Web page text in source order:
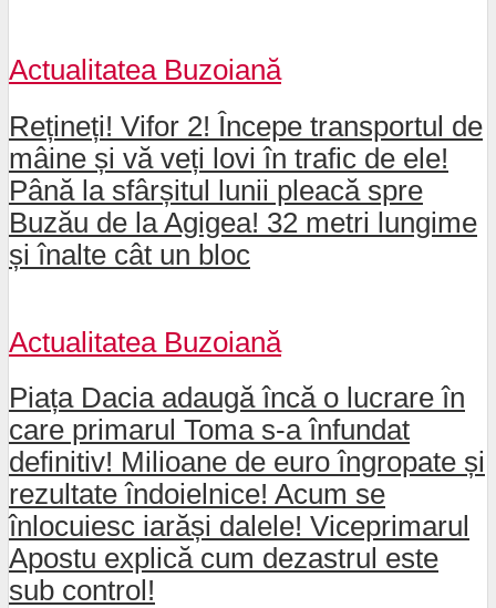
Actualitatea Buzoiană
Rețineți! Vifor 2! Începe transportul de
mâine și vă veți lovi în trafic de ele!
Până la sfârșitul lunii pleacă spre
Buzău de la Agigea! 32 metri lungime
și înalte cât un bloc
Actualitatea Buzoiană
Piața Dacia adaugă încă o lucrare în
care primarul Toma s-a înfundat
definitiv! Milioane de euro îngropate și
rezultate îndoielnice! Acum se
înlocuiesc iarăși dalele! Viceprimarul
Apostu explică cum dezastrul este
sub control!